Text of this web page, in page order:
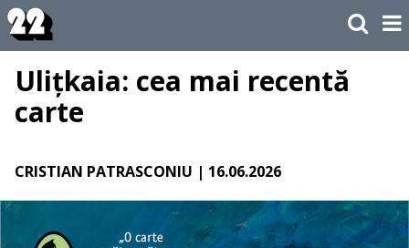
Ulițkaia: cea mai recentă
carte
CRISTIAN PATRASCONIU | 16.06.2026